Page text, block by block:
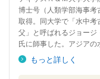
博士号（人類学部海事考
取得。同大学で「水中考
父」と呼ばれるジョージ
氏に師事した。アジア
もっと詳しく